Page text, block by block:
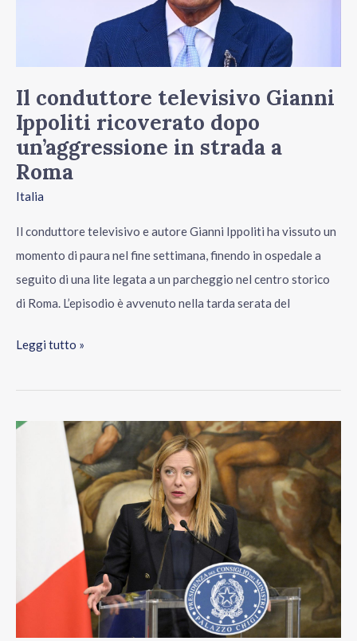
Il conduttore televisivo Gianni
Ippoliti ricoverato dopo
un’aggressione in strada a
Roma
Italia
Il conduttore televisivo e autore Gianni Ippoliti ha vissuto un
momento di paura nel fine settimana, finendo in ospedale a
seguito di una lite legata a un parcheggio nel centro storico
di Roma. L’episodio è avvenuto nella tarda serata del
un’aggressione
strada
a
Roma
Leggi tutto »
Pnrr,
fondamentale
fase